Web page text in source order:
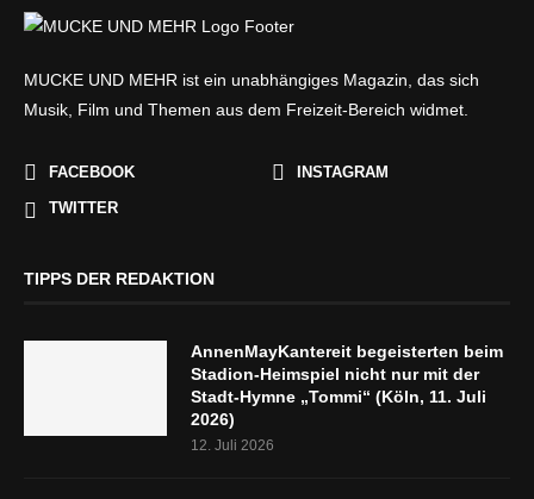
MUCKE UND MEHR ist ein unabhängiges Magazin, das sich
Musik, Film und Themen aus dem Freizeit-Bereich widmet.
FACEBOOK
INSTAGRAM
TWITTER
TIPPS DER REDAKTION
AnnenMayKantereit begeisterten beim
Stadion-Heimspiel nicht nur mit der
Stadt-Hymne „Tommi“ (Köln, 11. Juli
2026)
12. Juli 2026